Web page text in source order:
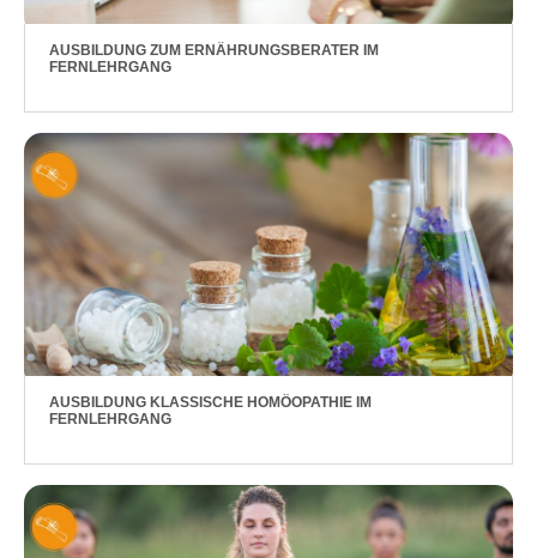
AUSBILDUNG ZUM ERNÄHRUNGSBERATER IM
FERNLEHRGANG
AUSBILDUNG KLASSISCHE HOMÖOPATHIE IM
FERNLEHRGANG